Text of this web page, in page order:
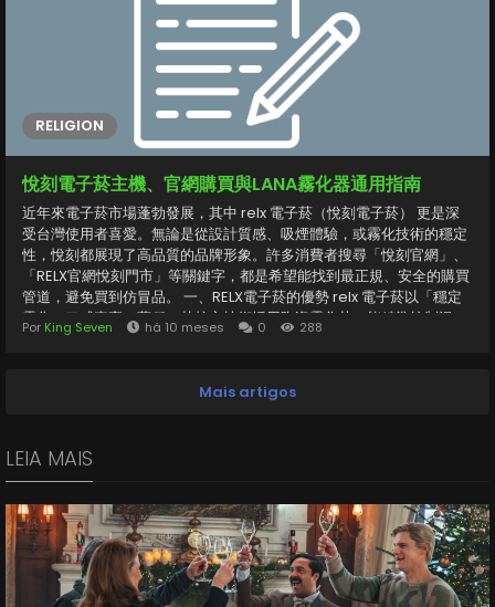
RELIGION
悅刻電子菸主機、官網購買與LANA霧化器通用指南
近年來電子菸市場蓬勃發展，其中 relx 電子菸（悅刻電子菸） 更是深
受台灣使用者喜愛。無論是從設計質感、吸煙體驗，或霧化技術的穩定
性，悅刻都展現了高品質的品牌形象。許多消費者搜尋「悅刻官網」、
「RELX官網悅刻門市」等關鍵字，都是希望能找到最正規、安全的購買
管道，避免買到仿冒品。 一、RELX電子菸的優勢 relx 電子菸以「穩定
霧化、口感真實」著稱。其核心技術採用陶瓷霧化芯，能精準控制溫
度，避免焦味與漏油問題。多款煙彈口味如經典煙草、冰爽薄荷、水蜜
巧，攜帶方便，成為許多上班族與旅人愛用的隨身電子霧化器。 二、悅
刻官網與門市購買建議 建議消費者前往 悅刻官網 或授權 RELX門市 購買
資訊與限量優惠，是掌握市場最新動態的重要來源。 三、LANA主機與
RELX通用性 對於已經使用 SP2S一代煙彈 的用戶，【LANA主機】一代
通用主機 |...
Por King Seven há 10 meses 0 288
Mais artigos
LEIA MAIS